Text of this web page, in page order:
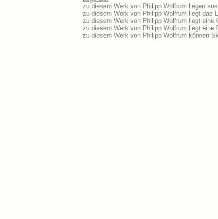
zu diesem Werk von Philipp Wolfrum liegen
zu diesem Werk von Philipp Wolfrum liegt das
zu diesem Werk von Philipp Wolfrum liegt eine
zu diesem Werk von Philipp Wolfrum liegt eine
zu diesem Werk von Philipp Wolfrum können